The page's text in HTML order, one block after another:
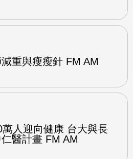
重與瘦瘦針 FM AM
人迎向健康 台大與長
醫計畫 FM AM